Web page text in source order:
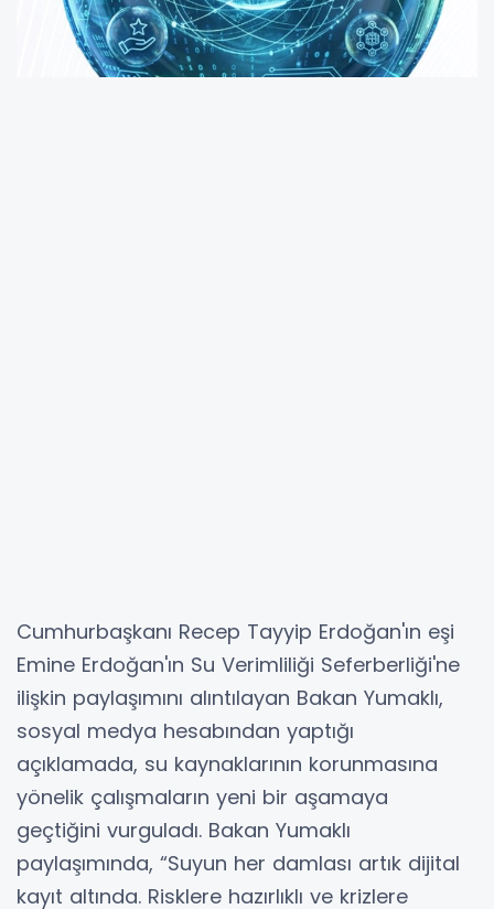
Cumhurbaşkanı Recep Tayyip Erdoğan'ın eşi
Emine Erdoğan'ın Su Verimliliği Seferberliği'ne
ilişkin paylaşımını alıntılayan Bakan Yumaklı,
sosyal medya hesabından yaptığı
açıklamada, su kaynaklarının korunmasına
yönelik çalışmaların yeni bir aşamaya
geçtiğini vurguladı. Bakan Yumaklı
paylaşımında, “Suyun her damlası artık dijital
kayıt altında. Risklere hazırlıklı ve krizlere